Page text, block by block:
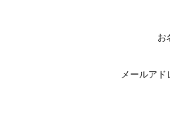
お
メールアド